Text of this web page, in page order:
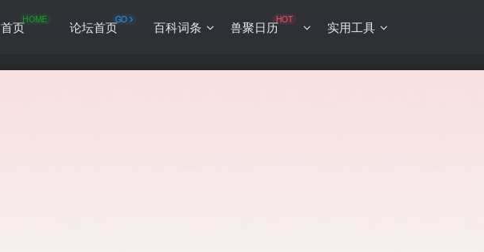
首页HOME 论坛首页GO 百科词条 兽聚日历HOT 实用工具